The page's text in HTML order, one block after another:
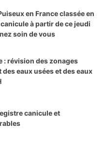
en France classée en
à partir de ce jeudi
soin de vous
: révision des zonages
des eaux usées et des eaux
canicule et